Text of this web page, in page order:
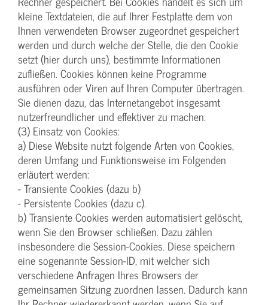
kleine Textdateien, die auf Ihrer Festplatte dem von
Ihnen verwendeten Browser zugeordnet gespeichert
werden und durch welche der Stelle, die den Cookie
setzt (hier durch uns), bestimmte Informationen
zufließen. Cookies können keine Programme
ausführen oder Viren auf Ihren Computer übertragen.
Sie dienen dazu, das Internetangebot insgesamt
nutzerfreundlicher und effektiver zu machen.
(3) Einsatz von Cookies:
a) Diese Website nutzt folgende Arten von Cookies,
deren Umfang und Funktionsweise im Folgenden
erläutert werden:
- Transiente Cookies (dazu b)
- Persistente Cookies (dazu c).
b) Transiente Cookies werden automatisiert gelöscht,
wenn Sie den Browser schließen. Dazu zählen
insbesondere die Session-Cookies. Diese speichern
eine sogenannte Session-ID, mit welcher sich
verschiedene Anfragen Ihres Browsers der
gemeinsamen Sitzung zuordnen lassen. Dadurch kann